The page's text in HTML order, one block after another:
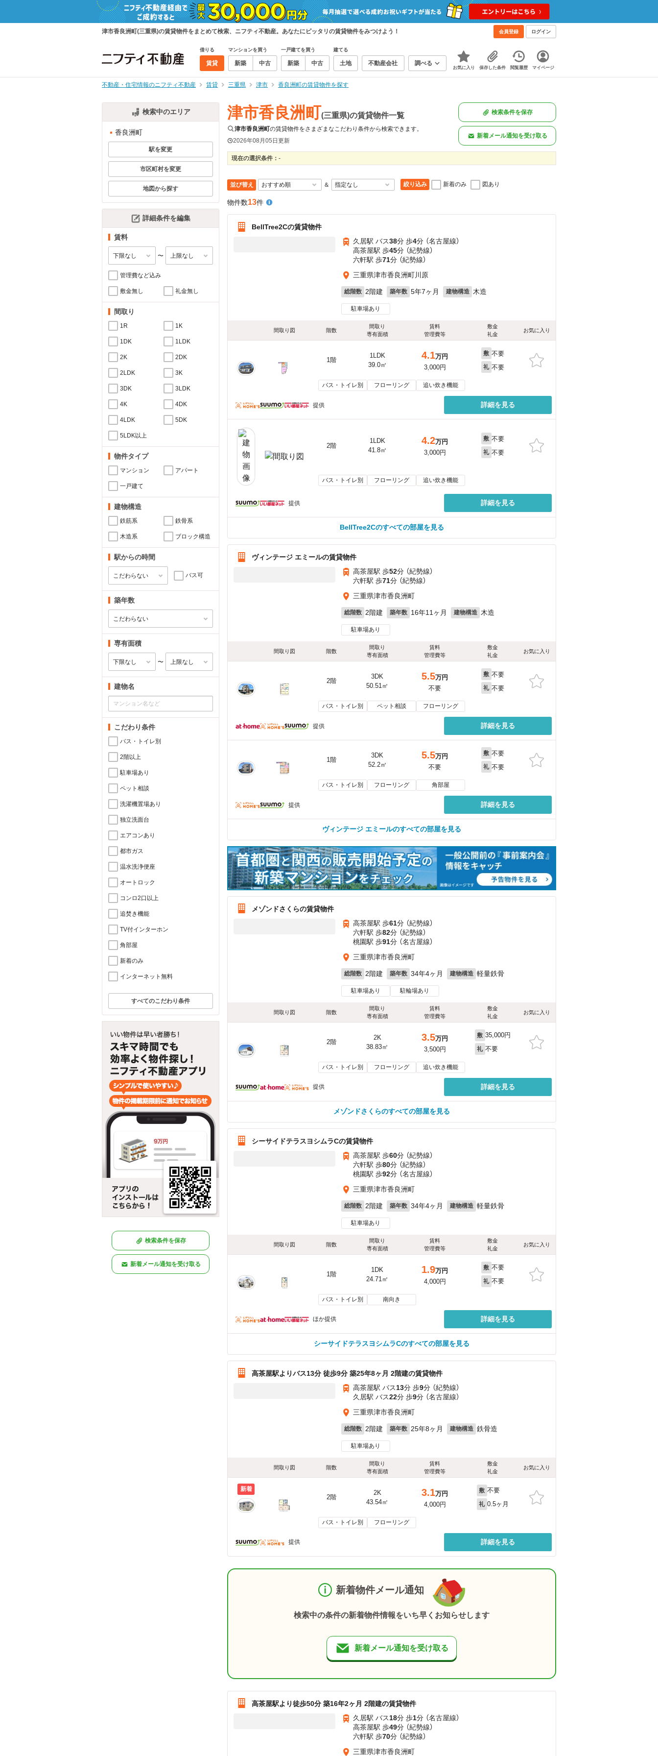
津市香良洲町(三重県)の賃貸物件をまとめて検索、ニフティ不動産。あなたにピッタリの賃貸物件をみつけよう！ 会員登録 ログイン
借りる
賃貸
マンションを買う
新築 中古
一戸建てを買う
新築 中古
建てる
土地 不動産会社 調べる
お気に入り 保存した条件 閲覧履歴 マイページ
不動産・住宅情報のニフティ不動産 賃貸 三重県 津市 香良洲町の賃貸物件を探す
検索中のエリア
香良洲町
駅を変更
市区町村を変更
地図から探す
詳細条件を編集
賃料
〜
管理費など込み
敷金無し 礼金無し
間取り
1R 1K
1DK 1LDK
2K 2DK
2LDK 3K
3DK 3LDK
4K 4DK
4LDK 5DK
5LDK以上
物件タイプ
マンション アパート
一戸建て
建物構造
鉄筋系 鉄骨系
木造系 ブロック構造
駅からの時間
バス可
築年数
専有面積
〜
建物名
こだわり条件
バス・トイレ別
2階以上
駐車場あり
ペット相談
洗濯機置場あり
独立洗面台
エアコンあり
都市ガス
温水洗浄便座
オートロック
コンロ2口以上
追焚き機能
TV付インターホン
角部屋
新着のみ
インターネット無料
すべてのこだわり条件
検索条件を保存
新着メール通知を受け取る
津市香良洲町(三重県)の賃貸物件一覧
津市香良洲町の賃貸物件をさまざまなこだわり条件から検索できます。
2026年08月05日更新
検索条件を保存
新着メール通知を受け取る
現在の選択条件： -
並び替え ＆ 絞り込み 新着のみ 図あり
物件数13件
BellTree2Cの賃貸物件
久居駅 バス38分 歩4分 （名古屋線）
高茶屋駅 歩45分 （紀勢線）
六軒駅 歩71分 （紀勢線）
三重県津市香良洲町川原
総階数 2階建 築年数 5年7ヶ月 建物構造 木造
駐車場あり
間取り図 階数
間取り
専有面積
賃料
管理費等
敷金
礼金
お気に入り
1階
1LDK
39.0㎡
4.1万円
3,000円
敷 不要
礼 不要
バス・トイレ別 フローリング 追い炊き機能
提供 詳細を見る
2階
1LDK
41.8㎡
4.2万円
3,000円
敷 不要
礼 不要
バス・トイレ別 フローリング 追い炊き機能
提供 詳細を見る
BellTree2Cのすべての部屋を見る
ヴィンテージ エミールの賃貸物件
高茶屋駅 歩52分 （紀勢線）
六軒駅 歩71分 （紀勢線）
三重県津市香良洲町
総階数 2階建 築年数 16年11ヶ月 建物構造 木造
駐車場あり
間取り図 階数
間取り
専有面積
賃料
管理費等
敷金
礼金
お気に入り
2階
3DK
50.51㎡
5.5万円
不要
敷 不要
礼 不要
バス・トイレ別 ペット相談 フローリング
提供 詳細を見る
1階
3DK
52.2㎡
5.5万円
不要
敷 不要
礼 不要
バス・トイレ別 フローリング 角部屋
提供 詳細を見る
ヴィンテージ エミールのすべての部屋を見る
メゾンドさくらの賃貸物件
高茶屋駅 歩61分 （紀勢線）
六軒駅 歩82分 （紀勢線）
桃園駅 歩91分 （名古屋線）
三重県津市香良洲町
総階数 2階建 築年数 34年4ヶ月 建物構造 軽量鉄骨
駐車場あり 駐輪場あり
間取り図 階数
間取り
専有面積
賃料
管理費等
敷金
礼金
お気に入り
2階
2K
38.83㎡
3.5万円
3,500円
敷 35,000円
礼 不要
バス・トイレ別 フローリング 追い炊き機能
提供 詳細を見る
メゾンドさくらのすべての部屋を見る
シーサイドテラスヨシムラCの賃貸物件
高茶屋駅 歩60分 （紀勢線）
六軒駅 歩80分 （紀勢線）
桃園駅 歩92分 （名古屋線）
三重県津市香良洲町
総階数 2階建 築年数 34年4ヶ月 建物構造 軽量鉄骨
駐車場あり
間取り図 階数
間取り
専有面積
賃料
管理費等
敷金
礼金
お気に入り
1階
1DK
24.71㎡
1.9万円
4,000円
敷 不要
礼 不要
バス・トイレ別 南向き
ほか提供 詳細を見る
シーサイドテラスヨシムラCのすべての部屋を見る
高茶屋駅よりバス13分 徒歩9分 築25年8ヶ月 2階建の賃貸物件
高茶屋駅 バス13分 歩9分 （紀勢線）
久居駅 バス22分 歩9分 （名古屋線）
三重県津市香良洲町
総階数 2階建 築年数 25年8ヶ月 建物構造 鉄骨造
駐車場あり
間取り図 階数
間取り
専有面積
賃料
管理費等
敷金
礼金
お気に入り
新着
2階
2K
43.54㎡
3.1万円
4,000円
敷 不要
礼 0.5ヶ月
バス・トイレ別 フローリング
提供 詳細を見る
新着物件メール通知
検索中の条件の新着物件情報をいち早くお知らせします
新着メール通知を受け取る
高茶屋駅より徒歩50分 築16年2ヶ月 2階建の賃貸物件
久居駅 バス18分 歩1分 （名古屋線）
高茶屋駅 歩49分 （紀勢線）
六軒駅 歩70分 （紀勢線）
三重県津市香良洲町